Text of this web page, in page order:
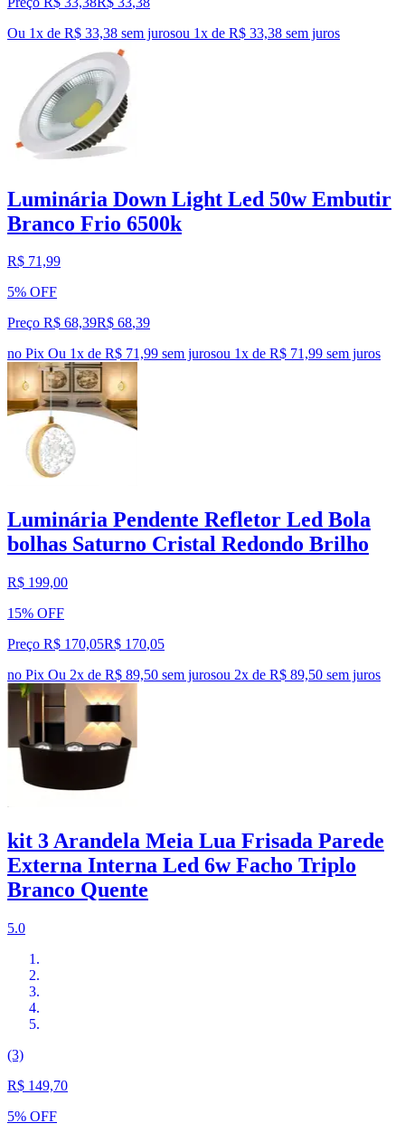
Ou 1x de R$ 33,38 sem jurosou 1x de R$ 33,38 sem juros
Luminária Down Light Led 50w Embutir
Branco Frio 6500k
R$ 71,99
5% OFF
Preço R$ 68,39R$ 68,39
no Pix Ou 1x de R$ 71,99 sem jurosou 1x de R$ 71,99 sem juros
Luminária Pendente Refletor Led Bola
bolhas Saturno Cristal Redondo Brilho
R$ 199,00
15% OFF
Preço R$ 170,05R$ 170,05
no Pix Ou 2x de R$ 89,50 sem jurosou 2x de R$ 89,50 sem juros
kit 3 Arandela Meia Lua Frisada Parede
Externa Interna Led 6w Facho Triplo
Branco Quente
5.0
(3)
R$ 149,70
5% OFF